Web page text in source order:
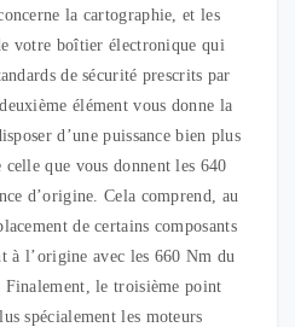
la cartographie, et les
votre boîtier électronique qui
de sécurité prescrits par
élément vous donne la
d’une puissance bien plus
que vous donnent les 640
d’origine. Cela comprend, au
de certains composants
à l’origine avec les 660 Nm du
Finalement, le troisième point
spécialement les moteurs